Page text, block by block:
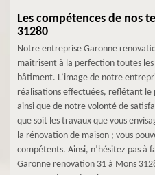
Les compétences de nos
31280
Notre entreprise Garonne
maitrisent à la perfection toutes
bâtiment. L’image de notre
réalisations effectuées, reflétant le
ainsi que de notre volonté de
que soit les travaux que vous
la rénovation de maison ; vous
compétents. Ainsi, n’hésitez pas à
Garonne renovation 31 à Mons